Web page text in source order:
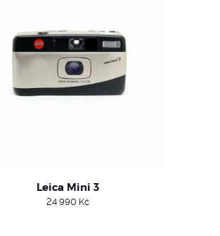
Leica Mini 3
24 990 Kč